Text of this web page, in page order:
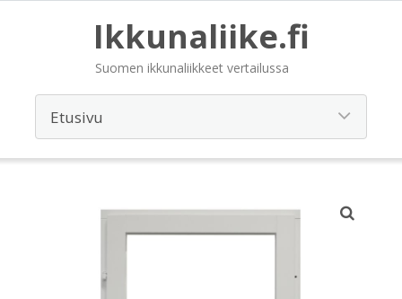
Ikkunaliike.fi
Suomen ikkunaliikkeet vertailussa